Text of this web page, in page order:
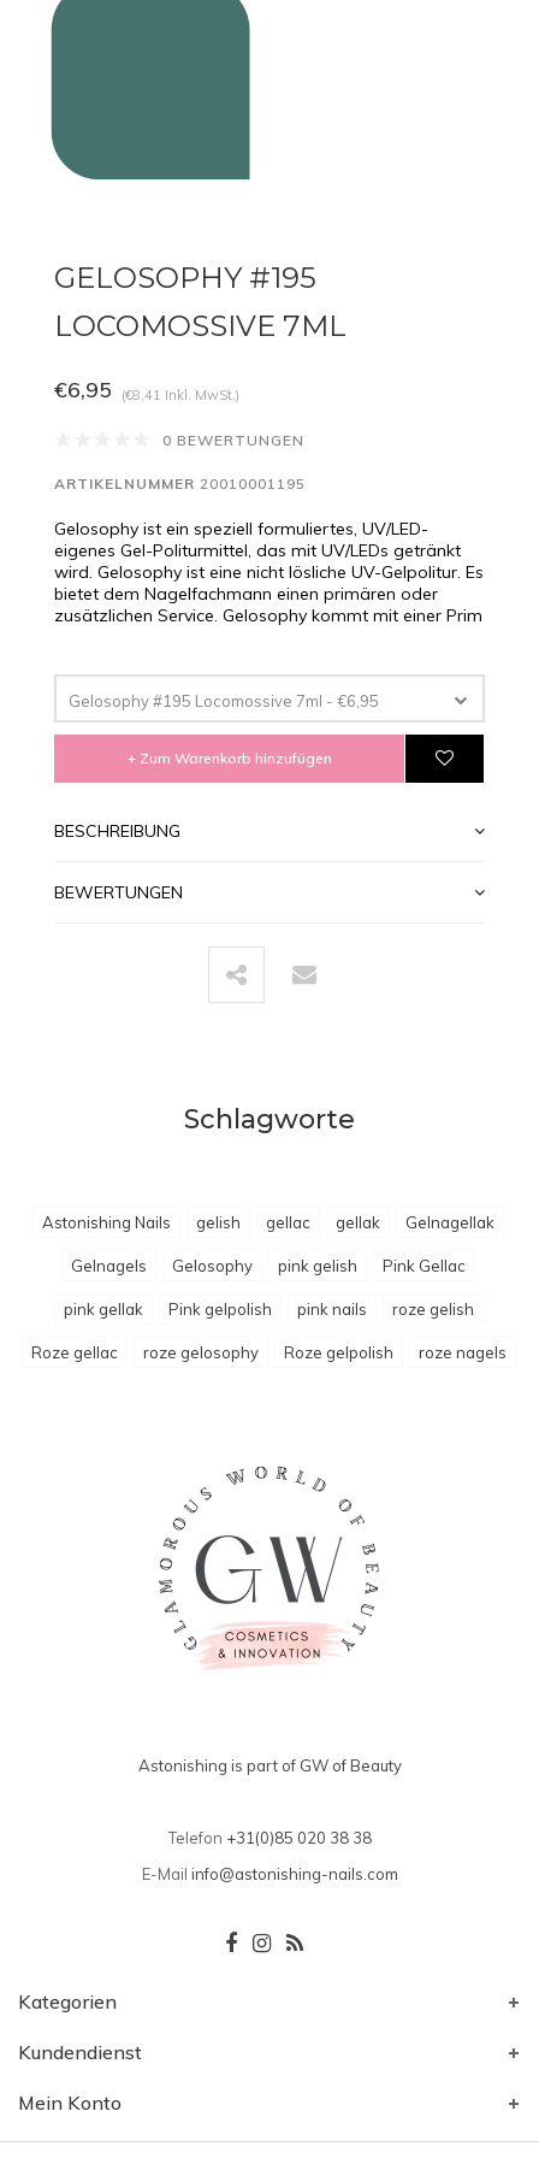
GELOSOPHY #195
LOCOMOSSIVE 7ML
€6,95 (€8,41 Inkl. MwSt.)
0 BEWERTUNGEN
ARTIKELNUMMER 20010001195
Gelosophy ist ein speziell formuliertes, UV/LED-
eigenes Gel-Politurmittel, das mit UV/LEDs getränkt
wird. Gelosophy ist eine nicht lösliche UV-Gelpolitur. Es
bietet dem Nagelfachmann einen primären oder
zusätzlichen Service. Gelosophy kommt mit einer Prim
Gelosophy #195 Locomossive 7ml - €6,95
+ Zum Warenkorb hinzufügen
BESCHREIBUNG
BEWERTUNGEN
Schlagworte
Astonishing Nails gelish gellac gellak Gelnagellak
Gelnagels Gelosophy pink gelish Pink Gellac
pink gellak Pink gelpolish pink nails roze gelish
Roze gellac roze gelosophy Roze gelpolish roze nagels
Astonishing is part of GW of Beauty
Telefon +31(0)85 020 38 38
E-Mail info@astonishing-nails.com
Kategorien
Kundendienst
Mein Konto